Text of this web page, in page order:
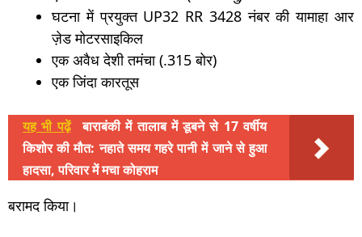
घटना में प्रयुक्त UP32 RR 3428 नंबर की यामाहा आर
ज़ेड मोटरसाइकिल
एक अवैध देशी तमंचा (.315 बोर)
एक जिंदा कारतूस
यह भी पढ़ें
बाराबंकी में तालाब में डूबने से 17 वर्षीय
किशोर की मौत: नहाते समय गहरे पानी में जाने से हुआ
हादसा, परिवार में मचा कोहराम
बरामद किया।